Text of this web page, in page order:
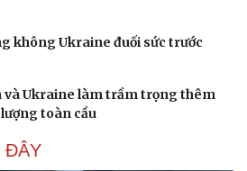
không Ukraine đuối sức trước
và Ukraine làm trầm trọng thêm
toàn cầu
ĐÂY